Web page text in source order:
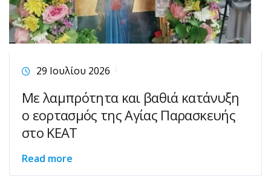
29 Ιουλίου 2026
Με λαμπρότητα και βαθιά κατάνυξη
ο εορτασμός της Αγίας Παρασκευής
στο ΚΕΑΤ
Read more